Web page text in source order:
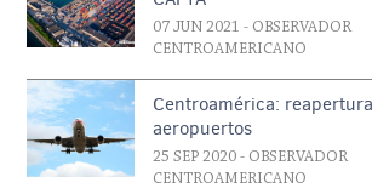
07 JUN 2021 - OBSERVADOR
CENTROAMERICANO
Centroamérica:
aeropuertos
25 SEP 2020 - OBSERVADOR
CENTROAMERICANO